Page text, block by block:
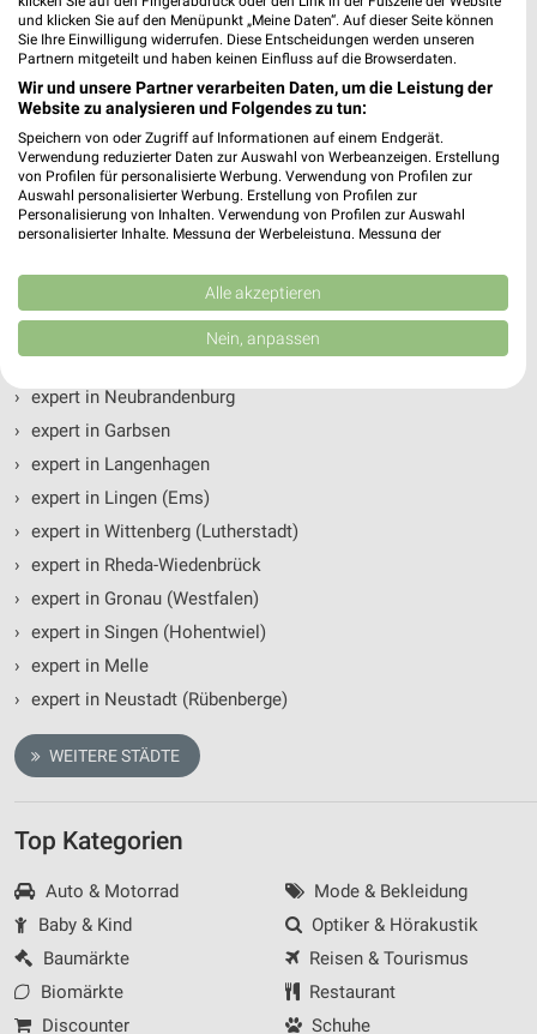
expert Filialen & Öffnungszeiten in folgenden
Städten
› expert in Leipzig
› expert in Mannheim
› expert in Halle (Saale)
› expert in Leverkusen
›
expert in Brandenburg (Havel)
› expert in Neubrandenburg
› expert in Garbsen
› expert in Langenhagen
› expert in Lingen (Ems)
› expert in Wittenberg (Lutherstadt)
› expert in Rheda-Wiedenbrück
› expert in Gronau (Westfalen)
› expert in Singen (Hohentwiel)
› expert in Melle
› expert in Neustadt (Rübenberge)
WEITERE STÄDTE
Top Kategorien
Auto & Motorrad
Baby & Kind
Baumärkte
Biomärkte
Discounter
Mode & Bekleidung
Optiker & Hörakustik
Reisen & Tourismus
Restaurant
Schuhe
und klicken Sie auf den Menüpunkt „Meine Daten“. Auf dieser Seite können
Sie Ihre Einwilligung widerrufen. Diese Entscheidungen werden unseren
Partnern mitgeteilt und haben keinen Einfluss auf die Browserdaten.
Wir und unsere Partner verarbeiten Daten, um die Leistung der
Website zu analysieren und Folgendes zu tun:
Speichern von oder Zugriff auf Informationen auf einem Endgerät.
Verwendung reduzierter Daten zur Auswahl von Werbeanzeigen. Erstellung
von Profilen für personalisierte Werbung. Verwendung von Profilen zur
Auswahl personalisierter Werbung. Erstellung von Profilen zur
Personalisierung von Inhalten. Verwendung von Profilen zur Auswahl
personalisierter Inhalte. Messung der Werbeleistung. Messung der
Kombinationen von Daten aus verschiedenen Quellen. Entwicklung und
Verbesserung der Angebote. Verwendung reduzierter Daten zur Auswahl
von Inhalten.
Daten können außerhalb der Europäischen Union weitergegeben und in die
USA gesendet werden.
Website/App.
Partnerliste anzeigen (1 IAB-Anbieter)
Wir nutzen Ihre Daten für folgende Zwecke:
IAB-Verarbeitungszwecke:
Speichern von oder Zugriff auf Informationen
auf einem Endgerät
Verwendung reduzierter Daten zur Auswahl von
Werbeanzeigen
Erstellung von Profilen für personalisierte
Verwendung von Profilen zur Auswahl
personalisierter Werbung
personalisierter Inhalte
Messung der Werbeleistung
Messung der Performance von Inhalten
Alle akzeptieren
Nein, anpassen